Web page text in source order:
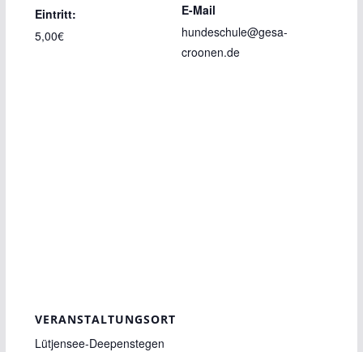
Eintritt:
5,00€
E-Mail
hundeschule@gesa-
croonen.de
VERANSTALTUNGSORT
Lütjensee-Deepenstegen